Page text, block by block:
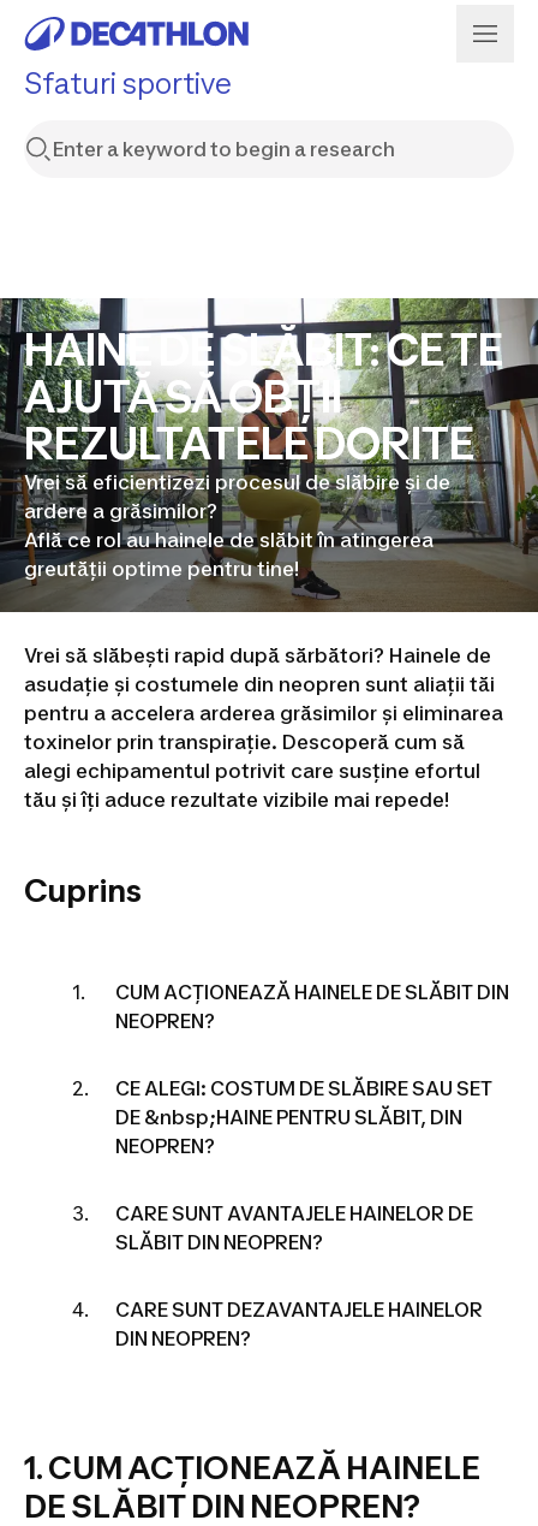
Sfaturi sportive
HAINE DE SLĂBIT: CE TE
AJUTĂ SĂ OBȚII
REZULTATELE DORITE
Vrei să eficientizezi procesul de slăbire și de
ardere a grăsimilor?
Află ce rol au hainele de slăbit în atingerea
greutății optime pentru tine!
Vrei să slăbești rapid după sărbători? Hainele de
asudație și costumele din neopren sunt aliații tăi
pentru a accelera arderea grăsimilor și eliminarea
toxinelor prin transpirație. Descoperă cum să
alegi echipamentul potrivit care susține efortul
tău și îți aduce rezultate vizibile mai repede!
Cuprins
CUM ACȚIONEAZĂ HAINELE DE SLĂBIT DIN
NEOPREN?
CE ALEGI: COSTUM DE SLĂBIRE SAU SET
DE &nbsp;HAINE PENTRU SLĂBIT, DIN
NEOPREN?
CARE SUNT AVANTAJELE HAINELOR DE
SLĂBIT DIN NEOPREN?
CARE SUNT DEZAVANTAJELE HAINELOR
DIN NEOPREN?
1. CUM ACȚIONEAZĂ HAINELE
DE SLĂBIT DIN NEOPREN?